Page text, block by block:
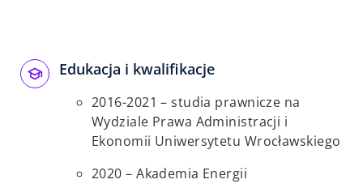
Edukacja i kwalifikacje
2016-2021 – studia prawnicze na
Wydziale Prawa Administracji i
Ekonomii Uniwersytetu Wrocławskiego
2020 – Akademia Energii